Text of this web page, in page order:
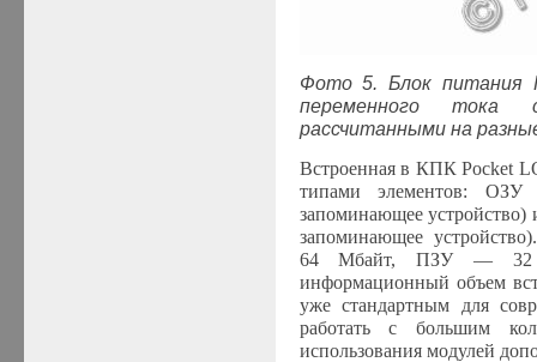
Фото 5. Блок питания
переменного тока
рассчитанными на
Встроенная в КПК Pocket
типами элементов:
запоминающее
запоминающее
64 Мбайт, ПЗУ — 32
информационный объем
уже стандартным для
работать с большим
использования модулей